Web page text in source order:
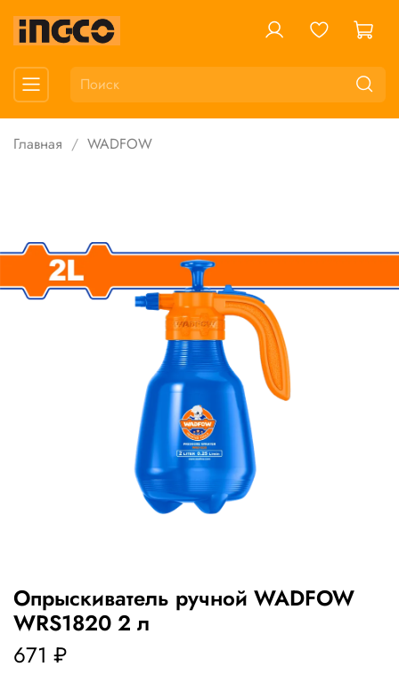
Главная WADFOW
Опрыскиватель ручной WADFOW
WRS1820 2 л
671 ₽